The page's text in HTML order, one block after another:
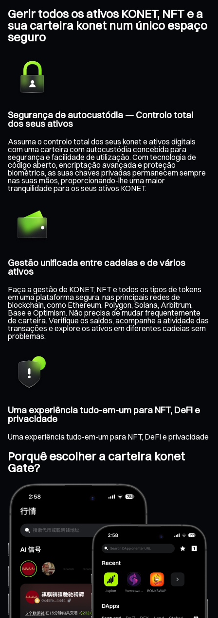
Gerir todos os ativos KONET, NFT e a
sua carteira konet num único espaço
seguro
Segurança de autocustódia — Controlo total
dos seus ativos
Assuma o controlo total dos seus konet e ativos digitais
com uma carteira com autocustódia concebida para
segurança e facilidade de utilização. Com tecnologia de
código aberto, encriptação avançada e proteção
biométrica, as suas chaves privadas permanecem sempre
nas suas mãos, proporcionando-lhe uma maior
tranquilidade para os seus ativos KONET.
Gestão unificada entre cadeias e de vários
ativos
Faça a gestão de KONET, NFT e todos os tipos de tokens
em uma plataforma segura, nas principais redes de
blockchain, como Ethereum, Polygon, Solana, Arbitrum,
Base e Optimism. Não precisa de mudar frequentemente
de carteira. Verifique os saldos, acompanhe a atividade das
transações e explore os ativos em diferentes cadeias sem
problemas.
Uma experiência tudo-em-um para NFT, DeFi e
privacidade
Uma experiência tudo-em-um para NFT, DeFi e privacidade
Porquê escolher a carteira konet
Gate?